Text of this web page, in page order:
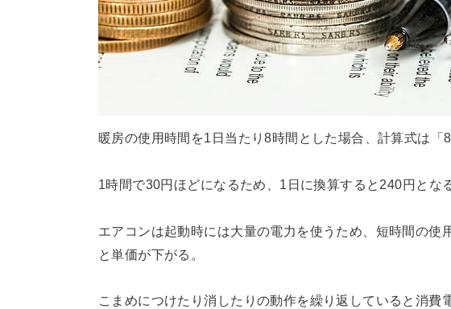
暖房の使用時間を1日当たり8時間とした場合、計算式は「
1時間で30円ほどになるため、1日に換算すると240円となる
エアコンは起動時には大量の電力を使うため、短時間の使
と単価が下がる。
こまめにつけたり消したりの動作を繰り返していると消費